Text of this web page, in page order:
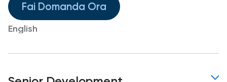
Fai Domanda Ora
English